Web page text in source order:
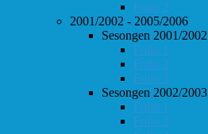
Follo 2
2001/2002 - 2005/2006
Sesongen 2001/2002
Follo 1
Follo 2
Follo 3
Sesongen 2002/2003
Follo 1
Follo 2